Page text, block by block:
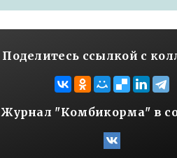
Поделитесь ссылкой с
Журнал "Комбикорма" в